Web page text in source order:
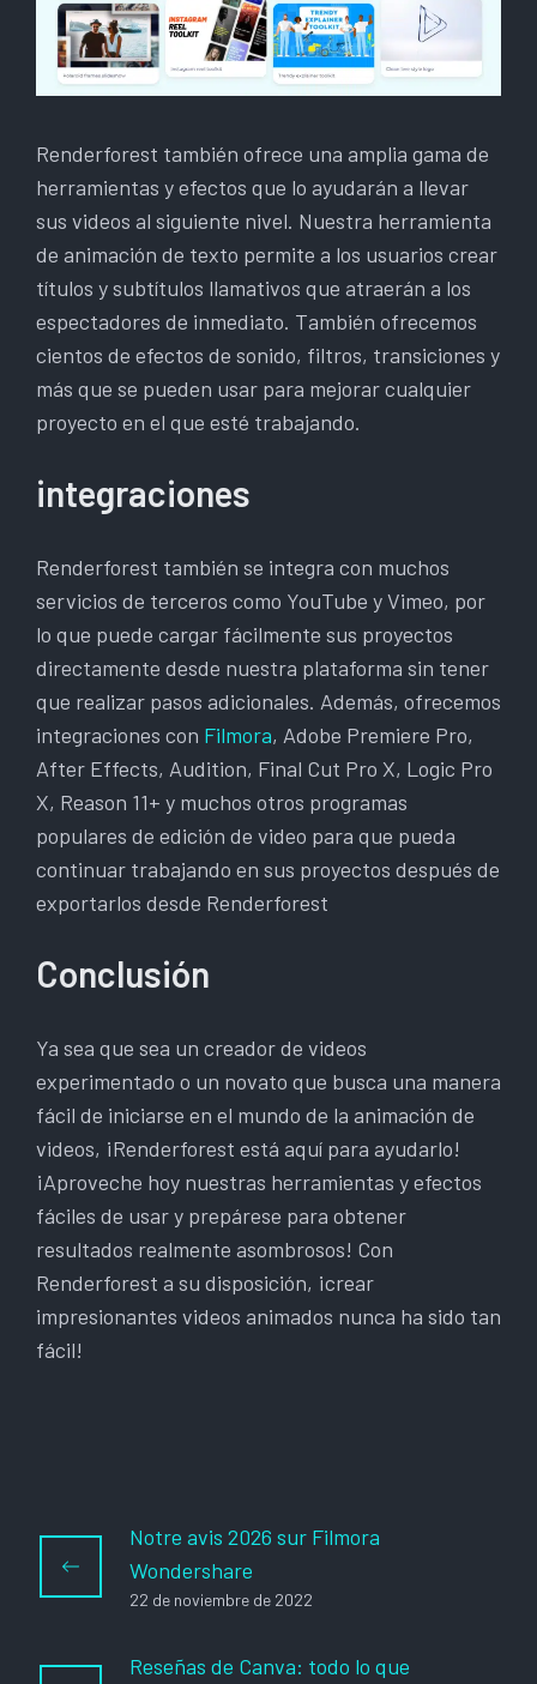
Renderforest también ofrece una amplia gama de
herramientas y efectos que lo ayudarán a llevar
sus videos al siguiente nivel. Nuestra herramienta
de animación de texto permite a los usuarios crear
títulos y subtítulos llamativos que atraerán a los
espectadores de inmediato. También ofrecemos
cientos de efectos de sonido, filtros, transiciones y
más que se pueden usar para mejorar cualquier
proyecto en el que esté trabajando.
integraciones
Renderforest también se integra con muchos
servicios de terceros como YouTube y Vimeo, por
lo que puede cargar fácilmente sus proyectos
directamente desde nuestra plataforma sin tener
que realizar pasos adicionales. Además, ofrecemos
integraciones con Filmora, Adobe Premiere Pro,
After Effects, Audition, Final Cut Pro X, Logic Pro
X, Reason 11+ y muchos otros programas
populares de edición de video para que pueda
continuar trabajando en sus proyectos después de
exportarlos desde Renderforest
Conclusión
Ya sea que sea un creador de videos
experimentado o un novato que busca una manera
fácil de iniciarse en el mundo de la animación de
videos, ¡Renderforest está aquí para ayudarlo!
¡Aproveche hoy nuestras herramientas y efectos
fáciles de usar y prepárese para obtener
resultados realmente asombrosos! Con
Renderforest a su disposición, ¡crear
impresionantes videos animados nunca ha sido tan
fácil!
Notre avis 2026 sur Filmora
Wondershare
22 de noviembre de 2022
Reseñas de Canva: todo lo que